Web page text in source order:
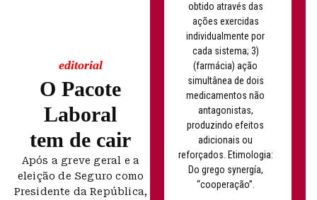
obtido através das
ações exercidas
individualmente por
cada sistema; 3)
(farmácia) ação
simultânea de dois
medicamentos não
antagonistas,
produzindo efeitos
adicionais ou
reforçados. Etimologia:
Do grego synergía,
“cooperação”.
editorial
O Pacote
Laboral
tem de cair
Após a greve geral e a
eleição de Seguro como
Presidente da República,